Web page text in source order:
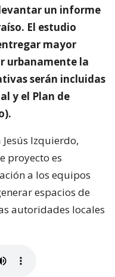
un informe
El estudio
mayor
urbanamente la
serán incluidas
y el Plan de
Izquierdo,
proyecto es
a los equipos
espacios de
autoridades locales